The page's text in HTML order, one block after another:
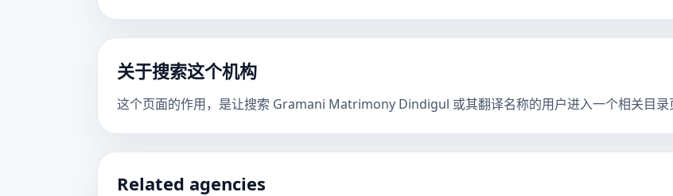
关于搜索这个机构
这个页面的作用，是让搜索 Gramani Matrimony Dindigul 或其翻译名称的用户进入一个相关目录
Related agencies